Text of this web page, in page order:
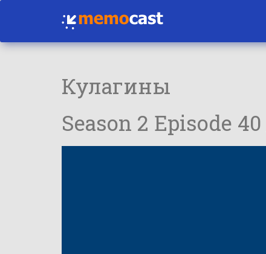
Кулагины
Season 2 Episode